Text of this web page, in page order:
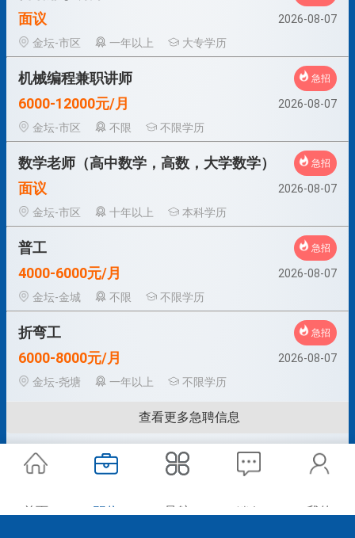
面议
2026-08-07
金坛-市区
一年以上 大专学历
机械编程兼职讲师 急招
6000-12000元/月
2026-08-07
金坛-市区
不限 不限学历
数学老师（高中数学，高数，大学数学） 急招
面议
2026-08-07
金坛-市区
十年以上 本科学历
普工 急招
4000-6000元/月
2026-08-07
金坛-金城
不限 不限学历
折弯工 急招
6000-8000元/月
2026-08-07
金坛-尧塘
一年以上 不限学历
查看更多急聘信息
首页 职位 导航 消息 我的